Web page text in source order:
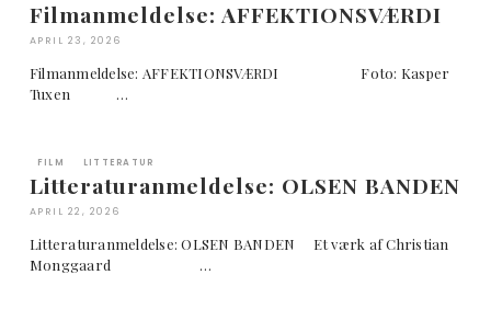
Filmanmeldelse: AFFEKTIONSVÆRDI
APRIL 23, 2026
Filmanmeldelse: AFFEKTIONSVÆRDI Foto: Kasper
Tuxen …
FILM LITTERATUR
Litteraturanmeldelse: OLSEN BANDEN
APRIL 22, 2026
Litteraturanmeldelse: OLSEN BANDEN Et værk af Christian
Monggaard …